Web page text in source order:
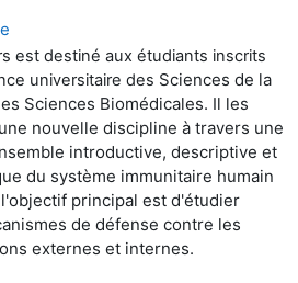
est destiné aux étudiants inscrits
universitaire des Sciences de la
Sciences Biomédicales. Il les
nouvelle discipline à travers une
introductive, descriptive et
du système immunitaire humain
principal est d'étudier
de défense contre les
externes et internes.